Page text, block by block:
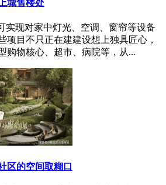
城售楼处
实现对家中灯光、空调、窗帘等设备
项目不只正在建建设想上独具匠心，
购物核心、超市、病院等，从...
区的空间取糊口